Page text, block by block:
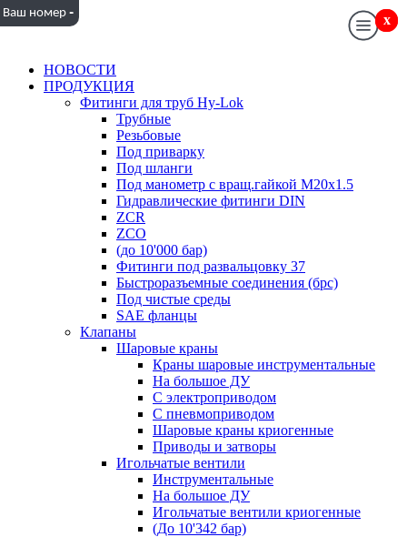
НОВОСТИ
ПРОДУКЦИЯ
Фитинги для труб Hy-Lok
Трубные
Резьбовые
Под приварку
Под шланги
Под манометр с вращ.гайкой M20x1.5
Гидравлические фитинги DIN
ZCR
ZCO
(до 10'000 бар)
Фитинги под развальцовку 37
Быстроразъемные соединения (брс)
Под чистые среды
SAE фланцы
Клапаны
Шаровые краны
Краны шаровые инструментальные
На большое ДУ
С электроприводом
С пневмоприводом
Шаровые краны криогенные
Приводы и затворы
Игольчатые вентили
Инструментальные
На большое ДУ
Игольчатые вентили криогенные
(До 10'342 бар)
x
Ваш номер - x